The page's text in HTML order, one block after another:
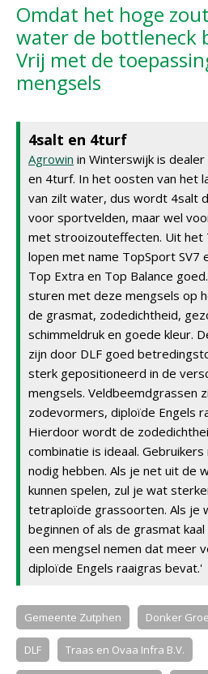
Omdat het hoge
water de bottleneck
Vrij met de
mengsels
4salt en 4turf
Agrowin in Winterswijk is
en 4turf. In het oosten van het
van zilt water, dus wordt 4salt
voor sportvelden, maar wel
met strooizouteffecten. Uit het
lopen met name TopSport SV7
Top Extra en Top Balance
sturen met deze mengsels op
de grasmat, zodedichtheid,
schimmeldruk en goede kleur.
zijn door DLF goed
sterk gepositioneerd in de
mengsels. Veldbeemdgrassen
zodevormers, diploïde Engels
Hierdoor wordt de
combinatie is ideaal.
nodig hebben. Als je net uit de
kunnen spelen, zul je wat
tetraploïde grassoorten. Als je
beginnen of als de grasmat
een mengsel nemen dat meer
diploïde Engels raaigras bevat.'
Gemeente Zutphen Donker
DLF Traas en Ovaa Infra B.V.